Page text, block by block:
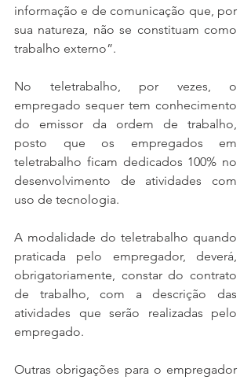
informação e de comunicação que, por
sua natureza, não se constituam como
trabalho externo”.
No teletrabalho, por vezes, o
empregado sequer tem conhecimento
do emissor da ordem de trabalho,
posto que os empregados em
teletrabalho ficam dedicados 100% no
desenvolvimento de atividades com
uso de tecnologia.
A modalidade do teletrabalho quando
praticada pelo empregador, deverá,
obrigatoriamente, constar do contrato
de trabalho, com a descrição das
atividades que serão realizadas pelo
empregado.
Outras obrigações para o empregador